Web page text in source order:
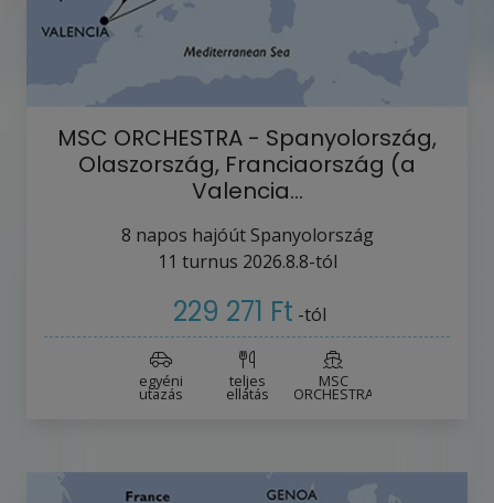
MSC ORCHESTRA - Spanyolország,
Olaszország, Franciaország (a
Valencia…
8 napos hajóút Spanyolország
11 turnus 2026.8.8-tól
229 271 Ft -tól
egyéni
utazás
teljes
ellátás
MSC
ORCHESTRA